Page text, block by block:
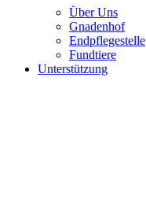
Über Uns
Gnadenhof
Endpflegestelle
Fundtiere
Unterstützung